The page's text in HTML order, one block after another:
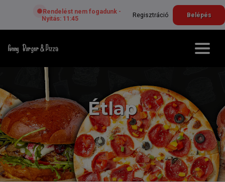
Rendelést nem fogadunk -
Nyitás: 11:45
Regisztráció Belépés
Étlap